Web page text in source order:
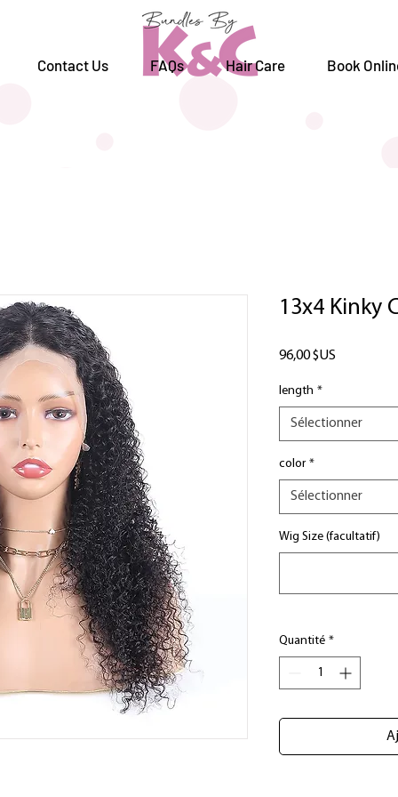
Contact Us FAQs Hair Care Book
13x4 Kinky
96,00 $US
length *
Sélectionner
color *
Sélectionner
Wig Size (facultatif)
Quantité *